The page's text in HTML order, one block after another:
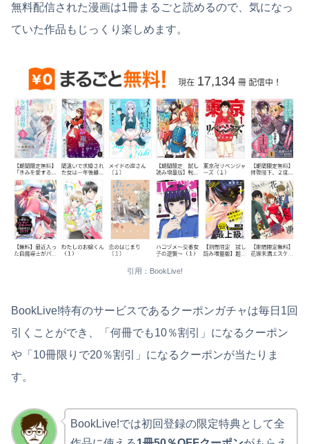
無料配信された漫画は1冊まるごと読めるので、気になっ
ていた作品もじっくり楽しめます。
引用：BookLive!
BookLive!特有のサービスであるクーポンガチャは毎日1回
引くことができ、「何冊でも10％割引」になるクーポン
や「10冊限りで20％割引」になるクーポンが当たりま
す。
BookLive!では初回登録の限定特典として全